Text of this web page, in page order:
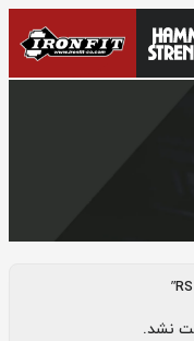
نشد.